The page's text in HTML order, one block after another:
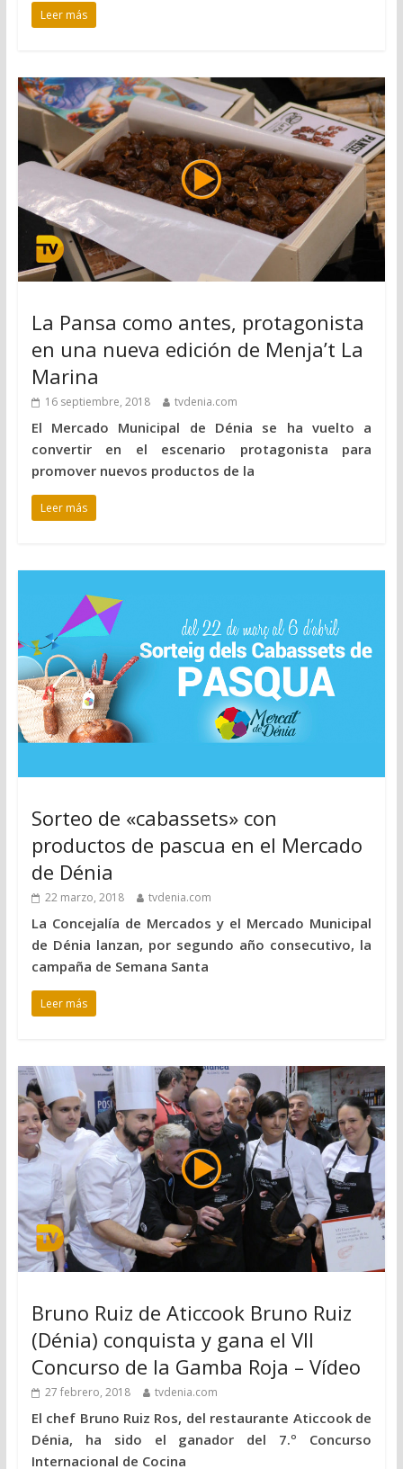
Leer más
La Pansa como antes, protagonista
en una nueva edición de Menja’t La
Marina
16 septiembre, 2018 tvdenia.com
El Mercado Municipal de Dénia se ha vuelto a
convertir en el escenario protagonista para
promover nuevos productos de la
Leer más
Sorteo de «cabassets» con
productos de pascua en el Mercado
de Dénia
22 marzo, 2018 tvdenia.com
La Concejalía de Mercados y el Mercado Municipal
de Dénia lanzan, por segundo año consecutivo, la
campaña de Semana Santa
Leer más
Bruno Ruiz de Aticcook Bruno Ruiz
(Dénia) conquista y gana el VII
Concurso de la Gamba Roja – Vídeo
27 febrero, 2018 tvdenia.com
El chef Bruno Ruiz Ros, del restaurante Aticcook de
Dénia, ha sido el ganador del 7.º Concurso
Internacional de Cocina